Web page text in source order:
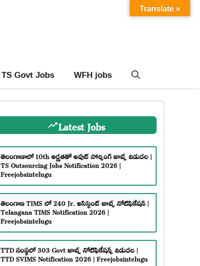
TS Govt Jobs WFH jobs
Latest Jobs
తెలంగాణాలో 10th అర్హతతో అవుట్ సోర్సింగ్ జాబ్స్ విడుదల |
TS Outsourcing Jobs Notification 2026 |
Freejobsintelugu
తెలంగాణ TIMS లో 240 Jr. అసిస్టెంట్ జాబ్స్ నోటిఫికేషన్ |
Telangana TIMS Notification 2026 |
Freejobsintelugu
TTD సంస్థలో 303 Govt జాబ్స్ నోటిఫికేషన్స్ విడుదల |
TTD SVIMS Notification 2026 | Freejobsintelugu
Translate »